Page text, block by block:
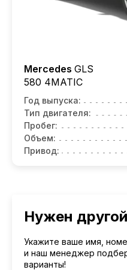
Mercedes GLS
580 4MATIC
Год выпуска:
Тип двигателя:
Пробег:
Объем:
Привод:
Нужен
Укажите ваше имя,
и наш менеджер
варианты!